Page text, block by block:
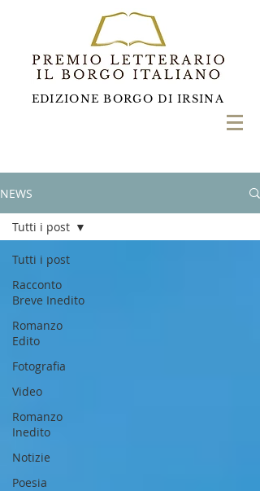
EDIZIONE BORGO DI IRSINA
NEWS
Tutti i post
Racconto
Breve Inedito
Romanzo
Edito
Fotografia
Video
Romanzo
Inedito
Notizie
Poesia
Tutti i post